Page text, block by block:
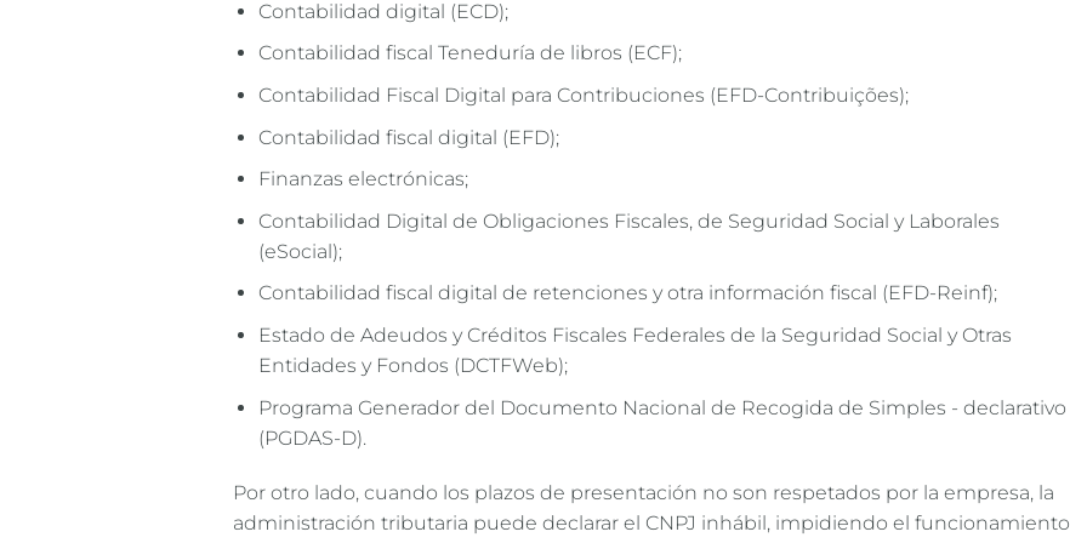
Contabilidad digital (ECD);
Contabilidad fiscal Teneduría de libros (ECF);
Contabilidad Fiscal Digital para Contribuciones (EFD-Contribuições);
Contabilidad fiscal digital (EFD);
Finanzas electrónicas;
Contabilidad Digital de Obligaciones Fiscales, de Seguridad Social y Laborales
(eSocial);
Contabilidad fiscal digital de retenciones y otra información fiscal (EFD-Reinf);
Estado de Adeudos y Créditos Fiscales Federales de la Seguridad Social y Otras
Entidades y Fondos (DCTFWeb);
Programa Generador del Documento Nacional de Recogida de Simples - declarativo
(PGDAS-D).
Por otro lado, cuando los plazos de presentación no son respetados por la empresa, la
administración tributaria puede declarar el CNPJ inhábil, impidiendo el funcionamiento